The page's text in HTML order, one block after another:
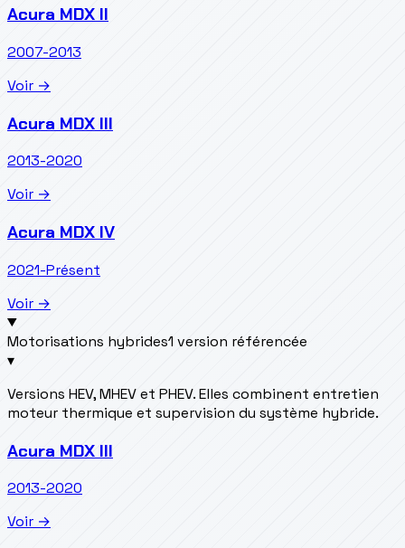
Acura MDX II
2007-2013
Voir →
Acura MDX III
2013-2020
Voir →
Acura MDX IV
2021-Présent
Voir →
Motorisations hybrides1 version référencée
▾
Versions HEV, MHEV et PHEV. Elles combinent entretien
moteur thermique et supervision du système hybride.
Acura MDX III
2013-2020
Voir →